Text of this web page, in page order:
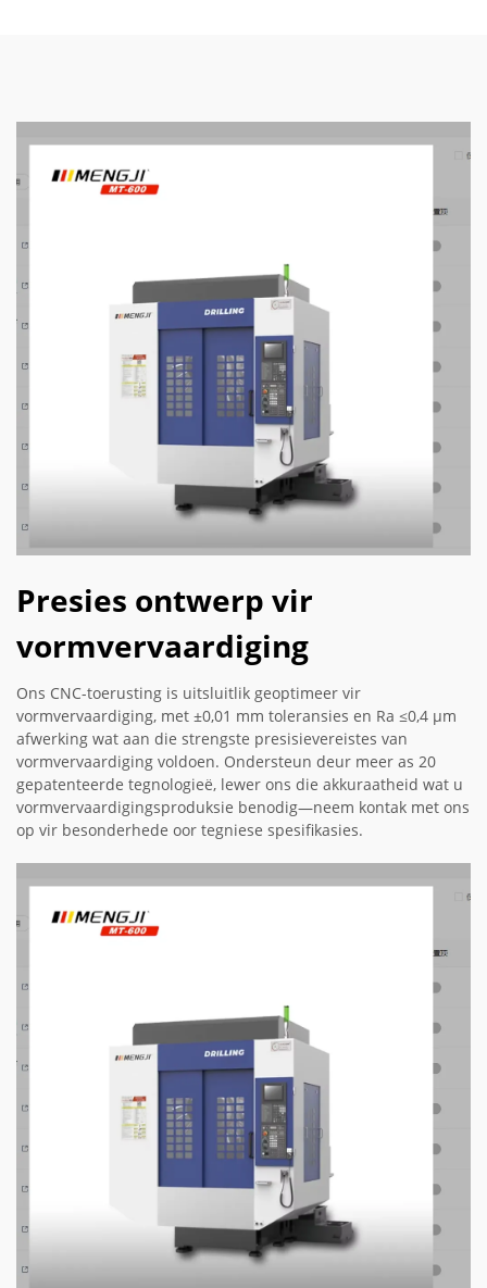
Presies ontwerp vir
vormvervaardiging
Ons CNC-toerusting is uitsluitlik geoptimeer vir
vormvervaardiging, met ±0,01 mm toleransies en Ra ≤0,4 µm
afwerking wat aan die strengste presisievereistes van
vormvervaardiging voldoen. Ondersteun deur meer as 20
gepatenteerde tegnologieë, lewer ons die akkuraatheid wat u
vormvervaardigingsproduksie benodig—neem kontak met ons
op vir besonderhede oor tegniese spesifikasies.